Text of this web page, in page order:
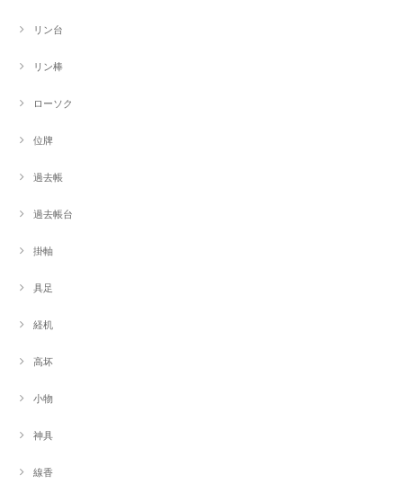
リン台
リン棒
ローソク
位牌
過去帳
過去帳台
掛軸
具足
経机
高坏
小物
神具
線香